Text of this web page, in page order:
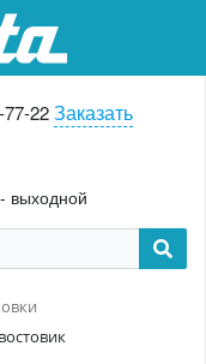
22Заказать
выходной